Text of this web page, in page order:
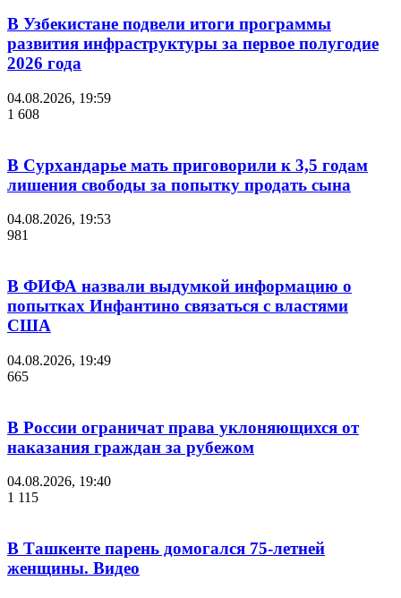
В Узбекистане подвели итоги программы
развития инфраструктуры за первое полугодие
2026 года
04.08.2026, 19:59
1 608
В Сурхандарье мать приговорили к 3,5 годам
лишения свободы за попытку продать сына
04.08.2026, 19:53
981
В ФИФА назвали выдумкой информацию о
попытках Инфантино связаться с властями
США
04.08.2026, 19:49
665
В России ограничат права уклоняющихся от
наказания граждан за рубежом
04.08.2026, 19:40
1 115
В Ташкенте парень домогался 75-летней
женщины. Видео